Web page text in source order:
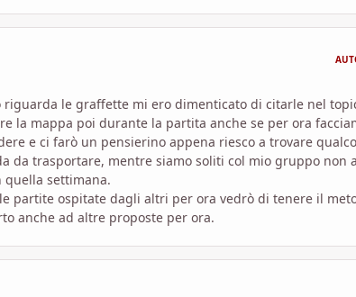
le graffette mi ero dimenticato di citarle nel
la mappa poi durante la partita anche se per ora
e ci farò un pensierino appena riesco a trovare
da trasportare, mentre siamo soliti col mio gruppo non
quella settimana.
partite ospitate dagli altri per ora vedrò di tenere il
anche ad altre proposte per ora.